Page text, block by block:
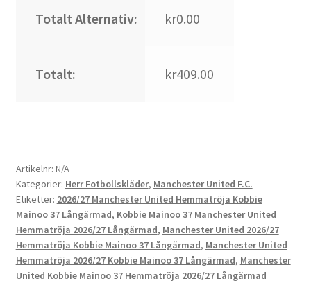
Totalt Alternativ: kr0.00
Totalt: kr409.00
Artikelnr: N/A
Kategorier: Herr Fotbollskläder, Manchester United F.C.
Etiketter: 2026/27 Manchester United Hemmatröja Kobbie
Mainoo 37 Långärmad, Kobbie Mainoo 37 Manchester United
Hemmatröja 2026/27 Långärmad, Manchester United 2026/27
Hemmatröja Kobbie Mainoo 37 Långärmad, Manchester United
Hemmatröja 2026/27 Kobbie Mainoo 37 Långärmad, Manchester
United Kobbie Mainoo 37 Hemmatröja 2026/27 Långärmad